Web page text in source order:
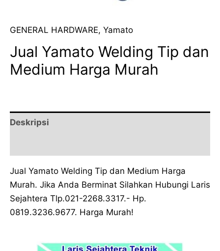
GENERAL HARDWARE, Yamato
Jual Yamato Welding Tip dan
Medium Harga Murah
Deskripsi
Jual Yamato Welding Tip dan Medium Harga
Murah. Jika Anda Berminat Silahkan Hubungi Laris
Sejahtera Tlp.021-2268.3317.- Hp.
0819.3236.9677. Harga Murah!